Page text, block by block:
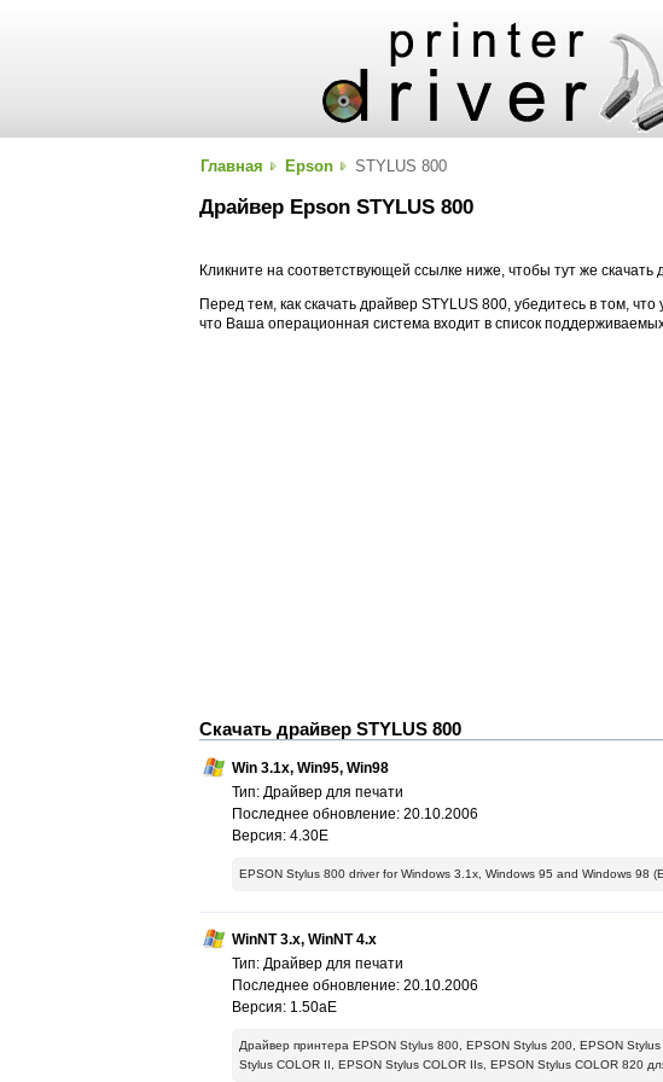
Главная Epson STYLUS 800
Драйвер Epson STYLUS 800
Кликните на соответствующей ссылке ниже, чтобы тут же
Перед тем, как скачать драйвер STYLUS 800, убедитесь в том,
что Ваша операционная система входит в список
Скачать драйвер STYLUS 800
Win 3.1x, Win95, Win98
Тип: Драйвер для печати
Последнее обновление: 20.10.2006
Версия: 4.30E
EPSON Stylus 800 driver for Windows 3.1x, Windows 95 and Windows 98
WinNT 3.x, WinNT 4.x
Тип: Драйвер для печати
Последнее обновление: 20.10.2006
Версия: 1.50aE
Драйвер принтера EPSON Stylus 800, EPSON Stylus 200, EPSON
Stylus COLOR II, EPSON Stylus COLOR IIs, EPSON Stylus COLOR 820